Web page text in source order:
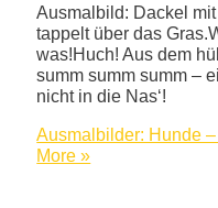
Ausmalbild: Dackel
tappelt über das
was!Huch! Aus dem
summ summ summ –
nicht in die Nas‘!
Ausmalbilder: Hunde
More »